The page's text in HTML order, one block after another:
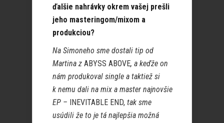
ďalšie nahrávky okrem vašej prešli
jeho masteringom/mixom a
produkciou?
Na Simoneho sme dostali tip od
Martina z ABYSS ABOVE, a keďže on
nám produkoval single a taktiež si
k nemu dali na mix a master najnovšie
EP – INEVITABLE END, tak sme
usúdili že to je tá najlepšia možná